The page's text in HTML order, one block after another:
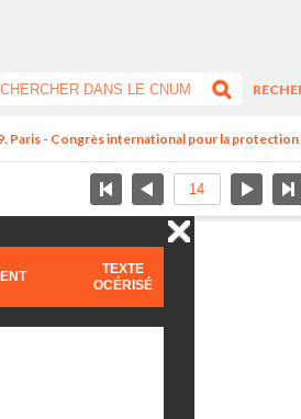
Paris - Congrès international pour la protection
TEXTE
OCÉRISÉ